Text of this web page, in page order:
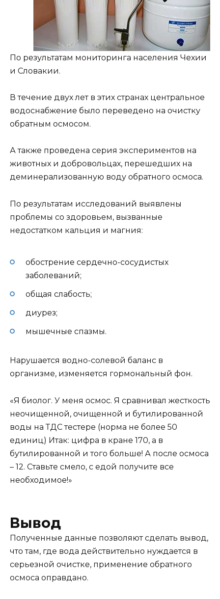
По результатам мониторинга населения Чехии
и Словакии.
В течение двух лет в этих странах центральное
водоснабжение было переведено на очистку
обратным осмосом.
А также проведена серия экспериментов на
животных и добровольцах, перешедших на
деминерализованную воду обратного осмоса.
По результатам исследований выявлены
проблемы со здоровьем, вызванные
недостатком кальция и магния:
обострение сердечно-сосудистых
заболеваний;
общая слабость;
диурез;
мышечные спазмы.
Нарушается водно-солевой баланс в
организме, изменяется гормональный фон.
«Я биолог. У меня осмос. Я сравнивал жесткость
неочищенной, очищенной и бутилированной
воды на ТДС тестере (норма не более 50
единиц) Итак: цифра в кране 170, а в
бутилированной и того больше! А после осмоса
– 12. Ставьте смело, с едой получите все
необходимое!»
Вывод
Полученные данные позволяют сделать вывод,
что там, где вода действительно нуждается в
серьезной очистке, применение обратного
осмоса оправдано.